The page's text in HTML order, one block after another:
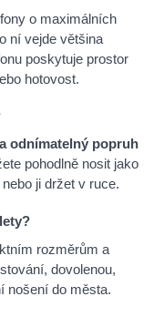
o maximálních
ní vejde většina
poskytuje prostor
hotovost.
odnímatelný popruh
pohodlně nosit jako
ji držet v ruce.
rozměrům a
dovolenou,
nošení do města.